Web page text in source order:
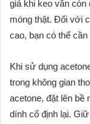
giả khi keo vẫn
móng thật. Đối với
cao, bạn có thể
Khi sử dụng
trong không gian
acetone, đặt lên bề
dính cố định lại.